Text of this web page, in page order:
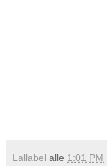
Lallabel alle 1:01 PM